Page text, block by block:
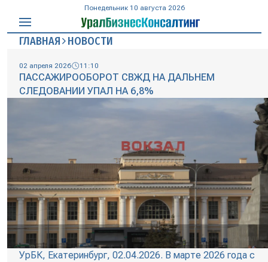
Понедельник 10 августа 2026
ГЛАВНАЯ НОВОСТИ
02 апреля 2026 11:10
ПАССАЖИРООБОРОТ СВЖД НА ДАЛЬНЕМ
СЛЕДОВАНИИ УПАЛ НА 6,8%
УрБК, Екатеринбург, 02.04.2026. В марте 2026 года с